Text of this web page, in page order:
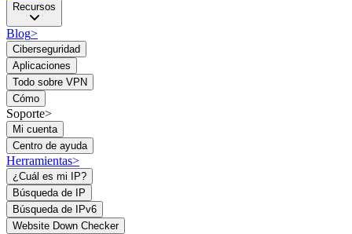
Recursos
Blog>
Ciberseguridad
Aplicaciones
Todo sobre VPN
Cómo
Soporte>
Mi cuenta
Centro de ayuda
Herramientas>
¿Cuál es mi IP?
Búsqueda de IP
Búsqueda de IPv6
Website Down Checker